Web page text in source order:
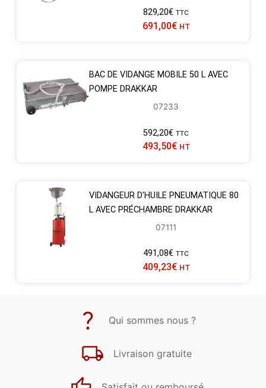
829,20€ TTC
691,00€ HT
BAC DE VIDANGE MOBILE 50 L AVEC
POMPE DRAKKAR
07233
592,20€ TTC
493,50€ HT
VIDANGEUR D’HUILE PNEUMATIQUE 80
L AVEC PRÉCHAMBRE DRAKKAR
07111
491,08€ TTC
409,23€ HT
Qui sommes nous ?
Livraison gratuite